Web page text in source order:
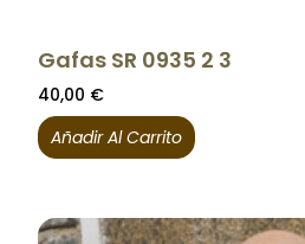
Gafas SR 0935 2 3
40,00 €
Añadir Al Carrito